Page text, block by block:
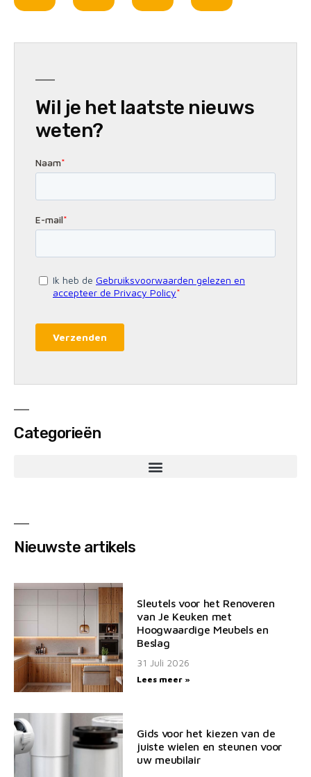
Wil je het laatste nieuws
weten?
Categorieën
Nieuwste artikels
Sleutels voor het Renoveren
van Je Keuken met
Hoogwaardige Meubels en
Beslag
31 Juli 2026
Lees meer »
Gids voor het kiezen van de
juiste wielen en steunen voor
uw meubilair